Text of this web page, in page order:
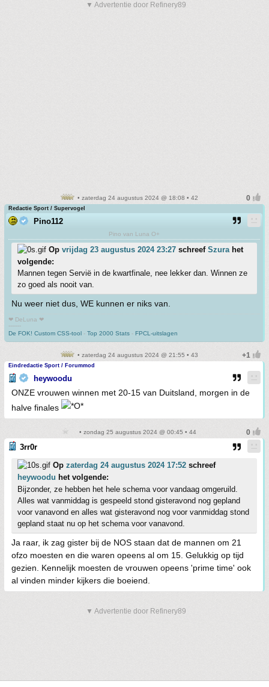
▼ Advertentie door Refinery89
• zaterdag 24 augustus 2024 @ 18:08 • 42
Redactie Sport / Supervogel
Pino112
Pino van Luna O+
Op vrijdag 23 augustus 2024 23:27 schreef Szurahet
volgende:
Mannen tegen Servië in de kwartfinale, nee lekker dan. Winnen ze
zo goed als nooit van.
Nu weer niet dus, WE kunnen er niks van.
❤ DeLuna ❤
-------
De FOK! Custom CSS-tool - Top 2000 Stats - FPCL-uitslagen
• zaterdag 24 augustus 2024 @ 21:55 • 43
Eindredactie Sport / Forummod
heywoodu
ONZE vrouwen winnen met 20-15 van Duitsland, morgen in de
halve finales
• zondag 25 augustus 2024 @ 00:45 • 44
3rr0r
Op zaterdag 24 augustus 2024 17:52 schreef
heywoodu het volgende:
Bijzonder, ze hebben het hele schema voor vandaag omgeruild.
Alles wat vanmiddag is gespeeld stond gisteravond nog gepland
voor vanavond en alles wat gisteravond nog voor vanmiddag stond
gepland staat nu op het schema voor vanavond.
Ja raar, ik zag gister bij de NOS staan dat de mannen om 21
ofzo moesten en die waren opeens al om 15. Gelukkig op tijd
gezien. Kennelijk moesten de vrouwen opeens 'prime time' ook
al vinden minder kijkers die boeiend.
▼ Advertentie door Refinery89